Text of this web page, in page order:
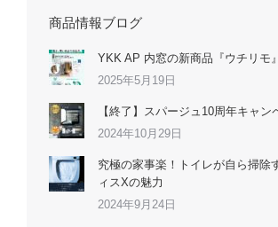
商品情報ブログ
YKK AP 内窓の新商品『ウチリモ
2025年5月19日
【終了】スパージュ10周年キャン
2024年10月29日
究極の家事楽！トイレが自ら掃除
ィスXの魅力
2024年9月24日